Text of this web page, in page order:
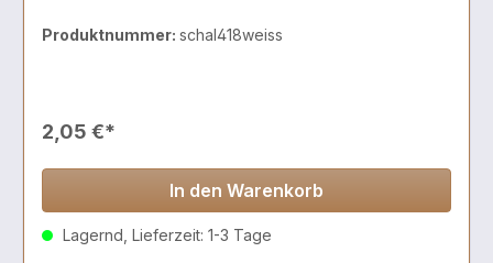
Produktnummer: schal418weiss
2,05 €*
In den Warenkorb
Lagernd, Lieferzeit: 1-3 Tage